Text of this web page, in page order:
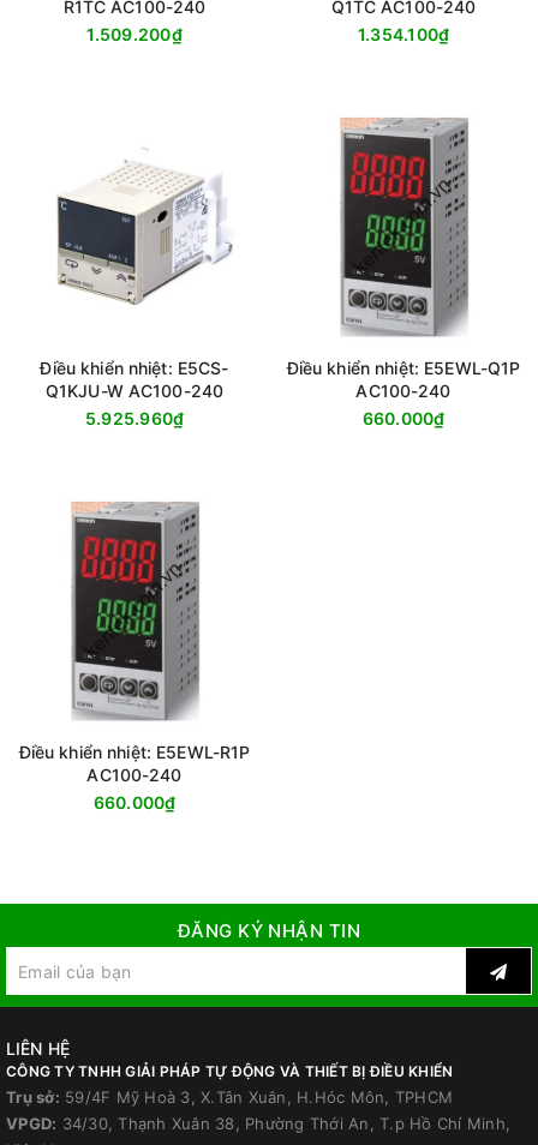
R1TC AC100-240
1.509.200₫
Q1TC AC100-240
1.354.100₫
Điều khiển nhiệt: E5CS-
Q1KJU-W AC100-240
5.925.960₫
Điều khiển nhiệt: E5EWL-Q1P
AC100-240
660.000₫
Điều khiển nhiệt: E5EWL-R1P
AC100-240
660.000₫
ĐĂNG KÝ NHẬN TIN
LIÊN HỆ
CÔNG TY TNHH GIẢI PHÁP TỰ ĐỘNG VÀ THIẾT BỊ ĐIỀU KHIỂN
Trụ sở: 59/4F Mỹ Hoà 3, X.Tân Xuân, H.Hóc Môn, TPHCM
VPGD: 34/30, Thạnh Xuân 38, Phường Thới An, T.p Hồ Chí Minh,